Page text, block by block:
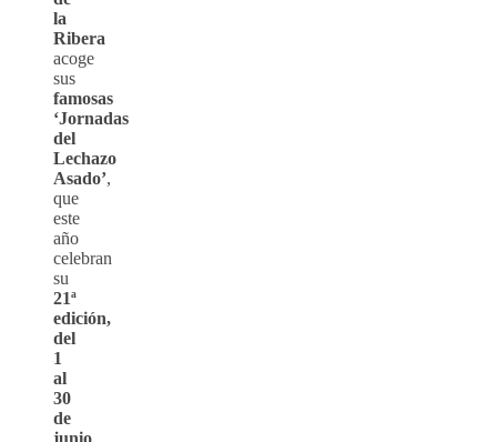
la
Ribera
acoge
sus
famosas
‘Jornadas
del
Lechazo
Asado’,
que
este
año
celebran
su
21ª
edición,
del
1
al
30
de